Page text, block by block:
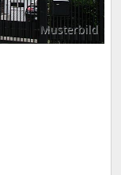
Musterbild